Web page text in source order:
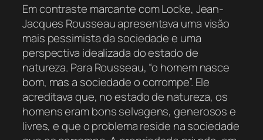
Em contraste marcante com Locke, Jean-
Jacques Rousseau apresentava uma visão
mais pessimista da sociedade e uma
perspectiva idealizada do estado de
natureza. Para Rousseau, “o homem nasce
bom, mas a sociedade o corrompe”. Ele
acreditava que, no estado de natureza, os
homens eram bons selvagens, generosos e
livres, e que o problema reside na sociedade